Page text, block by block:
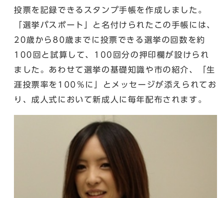
投票を記録できるスタンプ手帳を作成しました。
「選挙パスポート」と名付けられたこの手帳には、
20歳から80歳までに投票できる選挙の回数を約
100回と試算して、100回分の押印欄が設けられ
ました。あわせて選挙の基礎知識や市の紹介、「生
涯投票率を100％に」とメッセージが添えられてお
り、成人式において新成人に毎年配布されます。